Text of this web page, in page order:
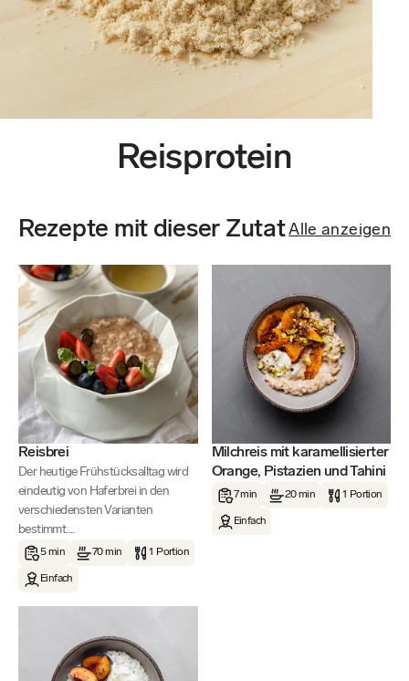
Reisprotein
Rezepte mit dieser ZutatAlle anzeigen
Reisbrei
Der heutige Frühstücksalltag wird
eindeutig von Haferbrei in den
verschiedensten Varianten
bestimmt....
5 min 70 min 1 Portion
Einfach
Milchreis mit karamellisierter
Orange, Pistazien und Tahini
7 min 20 min 1 Portion
Einfach